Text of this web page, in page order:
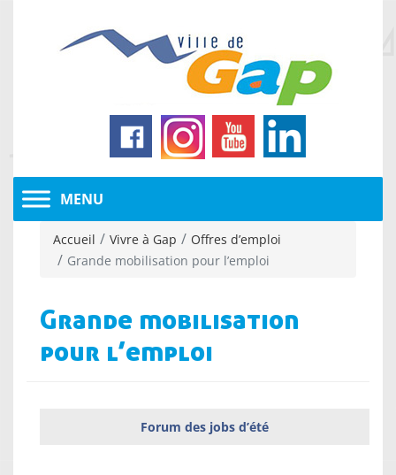
Accueil Vivre à Gap
Offres d’emploi
Grande mobilisation pour l’emploi
Grande mobilisation
pour l’emploi
Forum des jobs d’été